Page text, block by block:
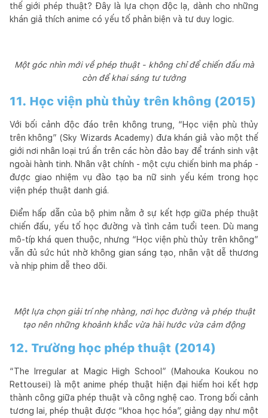
thế giới phép thuật? Đây là lựa chọn độc lạ, dành cho những
khán giả thích anime có yếu tố phản biện và tư duy logic.
Một góc nhìn mới về phép thuật - không chỉ để chiến đấu mà
còn để khai sáng tư tưởng
11. Học viện phù thủy trên không (2015)
Với bối cảnh độc đáo trên không trung, “Học viện phù thủy
trên không” (Sky Wizards Academy) đưa khán giả vào một thế
giới nơi nhân loại trú ẩn trên các hòn đảo bay để tránh sinh vật
ngoài hành tinh. Nhân vật chính - một cựu chiến binh ma pháp -
được giao nhiệm vụ đào tạo ba nữ sinh yếu kém trong học
viện phép thuật danh giá.
Điểm hấp dẫn của bộ phim nằm ở sự kết hợp giữa phép thuật
chiến đấu, yếu tố học đường và tình cảm tuổi teen. Dù mang
mô-típ khá quen thuộc, nhưng “Học viện phù thủy trên không”
vẫn đủ sức hút nhờ không gian sáng tạo, nhân vật dễ thương
và nhịp phim dễ theo dõi.
Một lựa chọn giải trí nhẹ nhàng, nơi học đường và phép thuật
tạo nên những khoảnh khắc vừa hài hước vừa cảm động
12. Trường học phép thuật (2014)
“The Irregular at Magic High School” (Mahouka Koukou no
Rettousei) là một anime phép thuật hiện đại hiếm hoi kết hợp
thành công giữa phép thuật và công nghệ cao. Trong bối cảnh
tương lai, phép thuật được “khoa học hóa”, giảng dạy như một